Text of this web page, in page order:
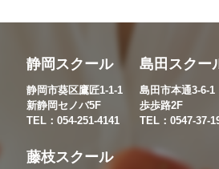
静岡スクール
静岡市葵区鷹匠1-1-1
新静岡セノバ5F
TEL：054-251-4141
島田スクー
島田市本通3-6-1
歩歩路2F
TEL：0547-37-
藤枝スクール